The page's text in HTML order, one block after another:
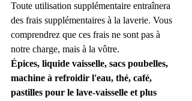
Toute utilisation supplémentaire entraînera
des frais supplémentaires à la laverie. Vous
comprendrez que ces frais ne sont pas à
notre charge, mais à la vôtre.
Épices, liquide vaisselle, sacs poubelles,
machine à refroidir l'eau, thé, café,
pastilles pour le lave-vaisselle et plus